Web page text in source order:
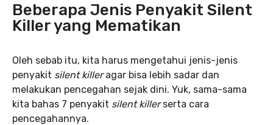
Beberapa Jenis Penyakit Silent
Killer yang Mematikan
Oleh sebab itu, kita harus mengetahui jenis-jenis
penyakit silent killeragar bisa lebih sadar dan
melakukan pencegahan sejak dini. Yuk, sama-sama
kita bahas 7 penyakit silent killerserta cara
pencegahannya.